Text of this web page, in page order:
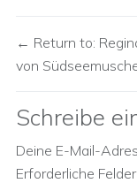
Return to:
von
Schreibe
Deine E-Mail-
Erforderliche